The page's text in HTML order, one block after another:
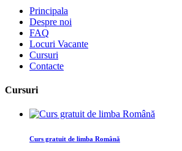
Principala
Despre noi
FAQ
Locuri Vacante
Cursuri
Contacte
Cursuri
Curs gratuit de limba Română